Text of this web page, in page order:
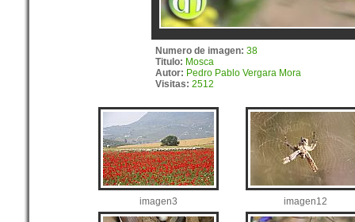
Numero de imagen: 38
Titulo: Mosca
Autor: Pedro Pablo Vergara Mora
Visitas: 2512
imagen3 imagen12